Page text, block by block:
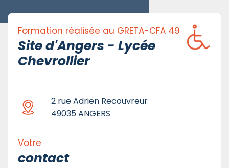
Formation réalisée au GRETA-CFA 49
Site d'Angers - Lycée
Chevrollier
2 rue Adrien Recouvreur
49035 ANGERS
Votre
contact